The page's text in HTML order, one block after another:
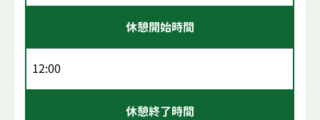
休憩開始時間
12:00
休憩終了時間